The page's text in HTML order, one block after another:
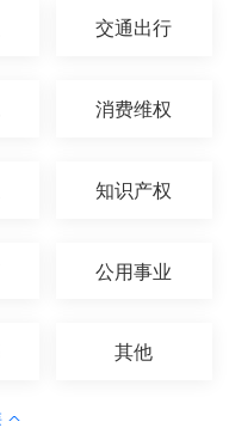
交通出行
消费维权
知识产权
公用事业
其他